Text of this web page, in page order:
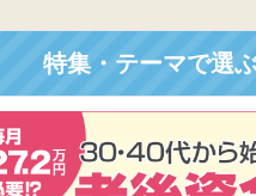
特集・テーマで選